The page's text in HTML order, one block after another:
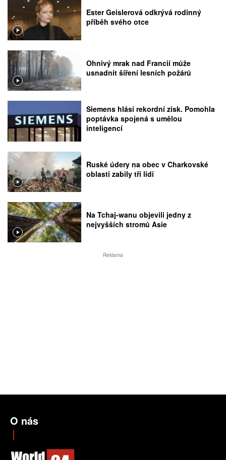
Ester Geislerová odkrývá rodinný
příběh svého otce
Ohnivý mrak nad Francií může
usnadnit šíření lesních požárů
Siemens hlásí rekordní zisk. Pomohla
poptávka spojená s umělou
inteligencí
Ruské údery na obec v Charkovské
oblasti zabily tři lidi
Na Tchaj-wanu objevili jedny z
nejvyšších stromů Asie
Reklama
O nás